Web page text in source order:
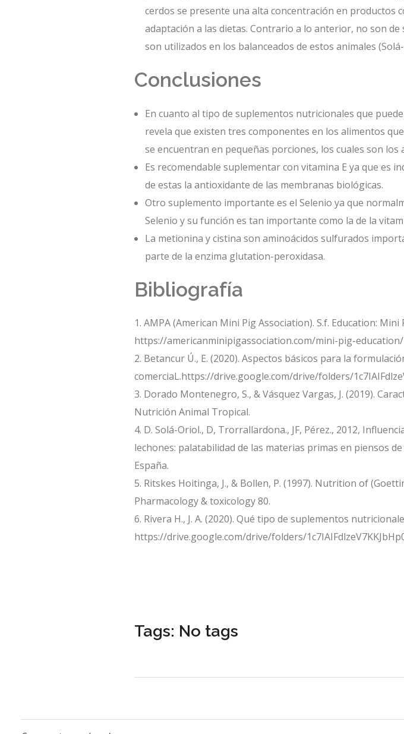
cerdos se presente una alta concentración en productos
adaptación a las dietas. Contrario a lo anterior, no son
son utilizados en los balanceados de estos animales
Conclusiones
En cuanto al tipo de suplementos nutricionales que
revela que existen tres componentes en los alimentos
se encuentran en pequeñas porciones, los cuales son los
Es recomendable suplementar con vitamina E ya que es
de estas la antioxidante de las membranas biológicas.
Otro suplemento importante es el Selenio ya que
Selenio y su función es tan importante como la de la
La metionina y cistina son aminoácidos sulfurados
parte de la enzima glutation-peroxidasa.
Bibliografía
AMPA (American Mini Pig Association). S.f. Education: Mini
https://americanminipigassociation.com/mini-pig-
Betancur Ú., E. (2020). Aspectos básicos para la
comerciaL.https://drive.google.com/drive/folders/
Dorado Montenegro, S., & Vásquez Vargas, J. (2019).
Nutrición Animal Tropical.
D. Solá-Oriol., D, Trorrallardona., JF, Pérez., 2012,
lechones: palatabilidad de las materias primas en piensos
España.
Ritskes Hoitinga, J., & Bollen, P. (1997). Nutrition of
Pharmacology & toxicology 80.
Rivera H., J. A. (2020). Qué tipo de suplementos
https://drive.google.com/drive/folders/
Tags: No tags